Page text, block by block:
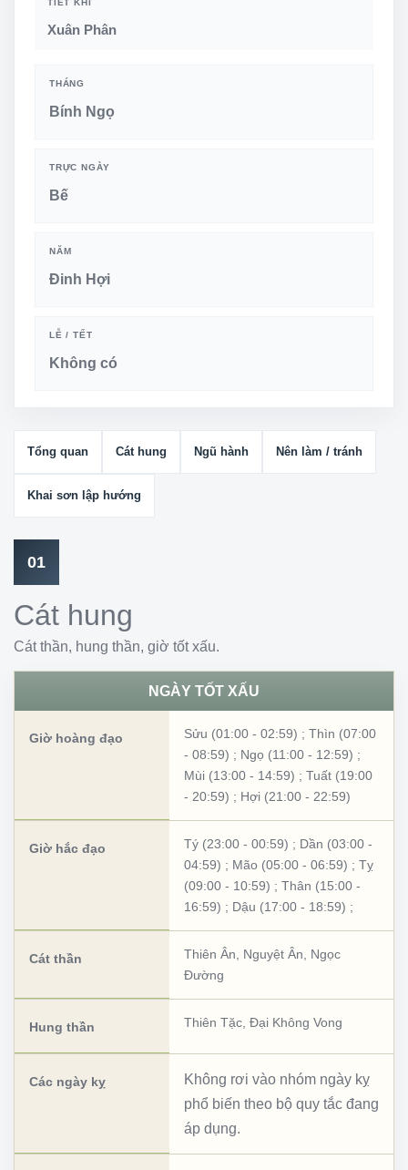
TIẾT KHÍ
Xuân Phân
THÁNG
Bính Ngọ
TRỰC NGÀY
Bế
NĂM
Đinh Hợi
LỄ / TẾT
Không có
Tổng quan Cát hung Ngũ hành Nên làm / tránh
Khai sơn lập hướng
01
Cát hung
Cát thần, hung thần, giờ tốt xấu.
NGÀY TỐT XẤU
Giờ hoàng đạo Sửu (01:00 - 02:59) ; Thìn (07:00
- 08:59) ; Ngọ (11:00 - 12:59) ;
Mùi (13:00 - 14:59) ; Tuất (19:00
- 20:59) ; Hợi (21:00 - 22:59)
Giờ hắc đạo Tý (23:00 - 00:59) ; Dần (03:00 -
04:59) ; Mão (05:00 - 06:59) ; Tỵ
(09:00 - 10:59) ; Thân (15:00 -
16:59) ; Dậu (17:00 - 18:59) ;
Cát thần Thiên Ân Nguyệt Ân
Ngọc
Đường
Hung thần Thiên Tặc Đại Không Vong
Các ngày kỵ
Không rơi vào nhóm ngày kỵ
phổ biến theo bộ quy tắc đang
áp dụng.